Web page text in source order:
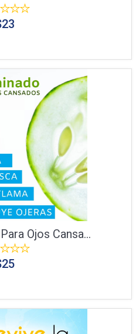
Ojos Cansa...